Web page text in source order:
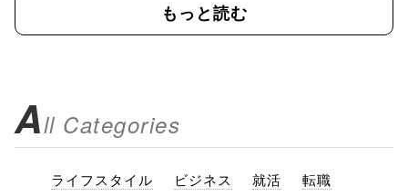
もっと読む
All Categories
ライフスタイル ビジネス 就活 転職